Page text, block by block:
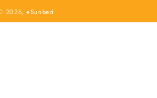
2026, eSunbed